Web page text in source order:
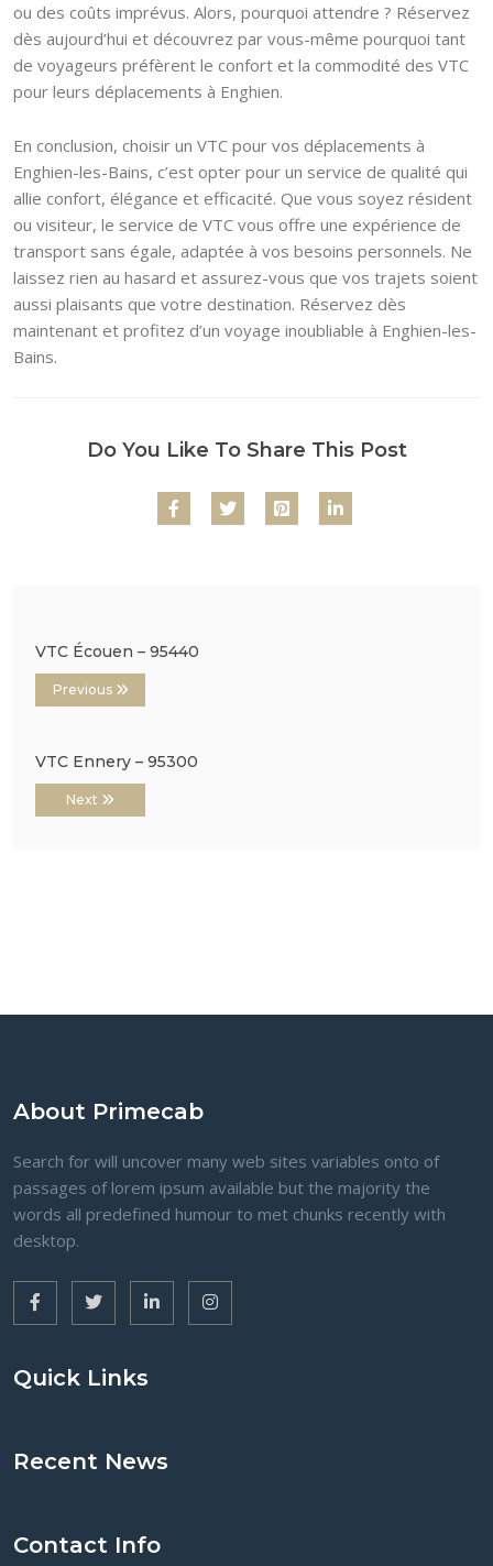
ou des coûts imprévus. Alors, pourquoi attendre ? Réservez
dès aujourd’hui et découvrez par vous-même pourquoi tant
de voyageurs préfèrent le confort et la commodité des VTC
pour leurs déplacements à Enghien.
En conclusion, choisir un VTC pour vos déplacements à
Enghien-les-Bains, c’est opter pour un service de qualité qui
allie confort, élégance et efficacité. Que vous soyez résident
ou visiteur, le service de VTC vous offre une expérience de
transport sans égale, adaptée à vos besoins personnels. Ne
laissez rien au hasard et assurez-vous que vos trajets soient
aussi plaisants que votre destination. Réservez dès
maintenant et profitez d’un voyage inoubliable à Enghien-les-
Bains.
Do You Like To Share This Post
VTC Écouen – 95440
Previous
VTC Ennery – 95300
Next
About Primecab
Search for will uncover many web sites variables onto of
passages of lorem ipsum available but the majority the
words all predefined humour to met chunks recently with
desktop.
Quick Links
Recent News
Contact Info